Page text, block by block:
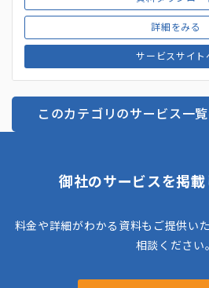
詳細をみる
サービスサイト
このカテゴリのサービス一
御社のサービスを掲載
料金や詳細がわかる資料もご提供い
相談ください。